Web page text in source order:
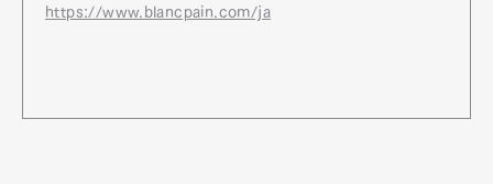
https://www.blancpain.com/ja